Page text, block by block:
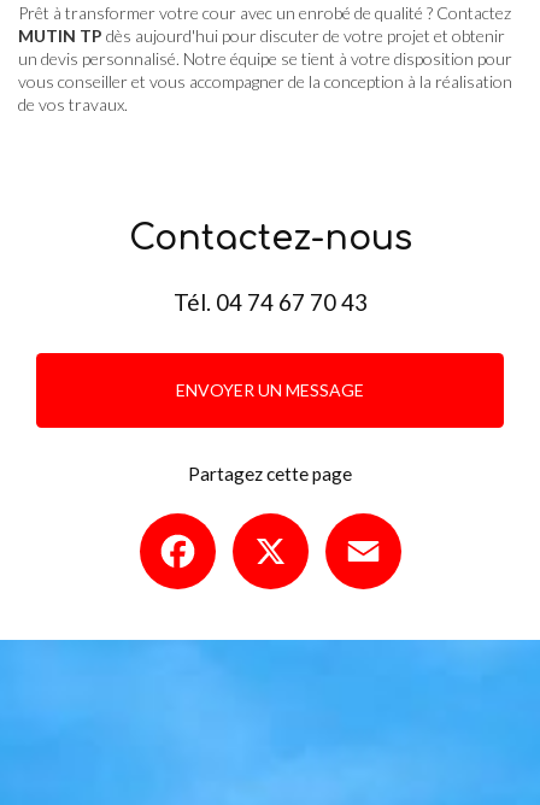
Prêt à transformer votre cour avec un enrobé de qualité ? Contactez
MUTIN TP dès aujourd'hui pour discuter de votre projet et obtenir
un devis personnalisé. Notre équipe se tient à votre disposition pour
vous conseiller et vous accompagner de la conception à la réalisation
de vos travaux.
Contactez-nous
Tél. 04 74 67 70 43
ENVOYER UN MESSAGE
Partagez cette page
Facebook